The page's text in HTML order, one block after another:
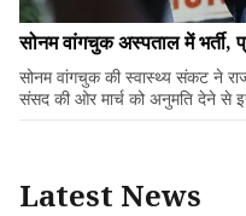
सोनम वांगचुक अस्पताल में भर्ती,
सोनम वांगचुक की स्वास्थ्य संकट ने
संसद की ओर मार्च को अनुमति देने से
Latest News